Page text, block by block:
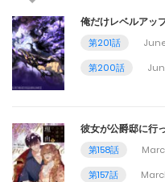
October 13, 2023
第59話
第58話
September 29, 2023
俺だけレベルアッ
第201話
第200話
彼女が公爵邸に行
第158話
第157話